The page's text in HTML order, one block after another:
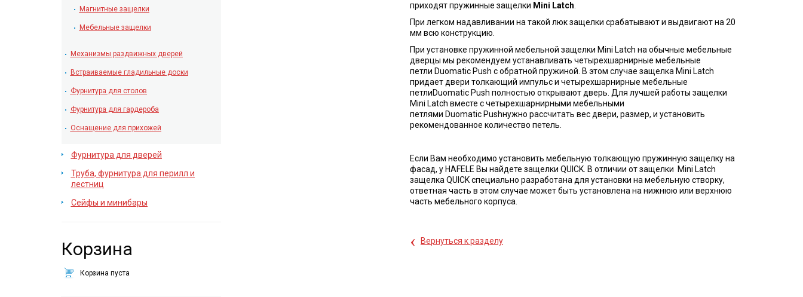
Магнитные защелки
Мебельные защелки
Механизмы раздвижных дверей
Встраиваемые гладильные доски
Фурнитура для столов
Фурнитура для гардероба
Оснащение для прихожей
Фурнитура для дверей
Труба, фурнитура для перилл и
лестниц
Сейфы и минибары
Корзина
Корзина пуста
приходят пружинные защелки Mini Latch
При легком надавливании на такой люк защелки срабатывают и выдвигают на 20
мм всю конструкцию.
При установке пружинной мебельной защелки Mini Latch на обычные мебельные
дверцы мы рекомендуем устанавливать четырехшарнирные мебельные
петли Duomatic Push с обратной пружиной. В этом случае защелка Mini Latch
придает двери толкающий импульс и четырехшарнирные мебельные
петлиDuomatic Push полностью открывают дверь. Для лучшей работы защелки
Mini Latch вместе с четырехшарнирными мебельными
петлями Duomatic Pushнужно рассчитать вес двери, размер, и установить
рекомендованное количество петель.
Если Вам необходимо установить мебельную толкающую пружинную защелку на
фасад, у HAFELE Вы найдете защелки QUICK. В отличии от защелки Mini Latch
защелка QUICK специально разработана для установки на мебельную створку,
ответная часть в этом случае может быть установлена на нижнюю или верхнюю
часть мебельного корпуса.
‹ Вернуться к разделу